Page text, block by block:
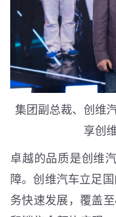
集团副总裁、创维
享创
卓越的品质是创维
障。创维汽车立足
务快速发展，覆盖